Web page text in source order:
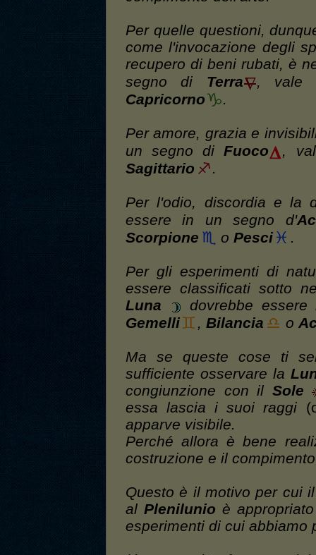
Per quelle questioni,
come l'invocazione degli
recupero di beni rubati, è
segno di Terra
, vale
Capricorno
.
Per amore, grazia e
un segno diFuoco
,
Sagittario
.
Per l'odio, discordia e la
essere in un segno d'
Scorpione
o Pesci
.
Per gli esperimenti di
essere classificati sotto
Luna
dovrebbe
Gemelli
, Bilancia o
Ma se queste cose ti
sufficiente osservare la
congiunzione con il Sole
essa lascia i suoi raggi
apparve visibile.
Perché allora è bene
costruzione e il
Questo è il motivo per cui
al Plenilunio è
esperimenti di cui abbiamo